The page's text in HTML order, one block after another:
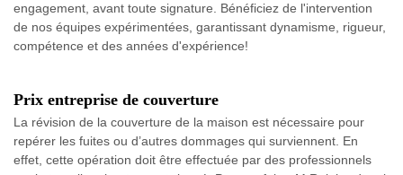
engagement, avant toute signature. Bénéficiez de l'intervention
de nos équipes expérimentées, garantissant dynamisme, rigueur,
compétence et des années d'expérience!
Prix entreprise de couverture
La révision de la couverture de la maison est nécessaire pour
repérer les fuites ou d’autres dommages qui surviennent. En
effet, cette opération doit être effectuée par des professionnels